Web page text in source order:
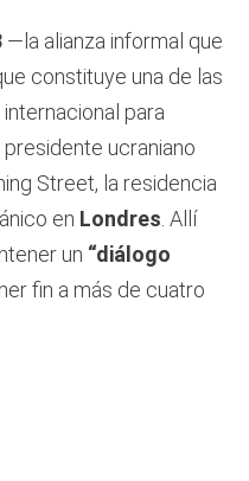
—la alianza informal que
constituye una de las
para
ucraniano
Street, la residencia
en Londres . Allí
un “diálogo
fin a más de cuatro